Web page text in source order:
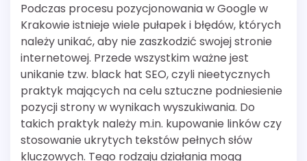
Podczas procesu pozycjonowania w Google w
Krakowie istnieje wiele pułapek i błędów, których
należy unikać, aby nie zaszkodzić swojej stronie
internetowej. Przede wszystkim ważne jest
unikanie tzw. black hat SEO, czyli nieetycznych
praktyk mających na celu sztuczne podniesienie
pozycji strony w wynikach wyszukiwania. Do
takich praktyk należy m.in. kupowanie linków czy
stosowanie ukrytych tekstów pełnych słów
kluczowych. Tego rodzaju działania mogą